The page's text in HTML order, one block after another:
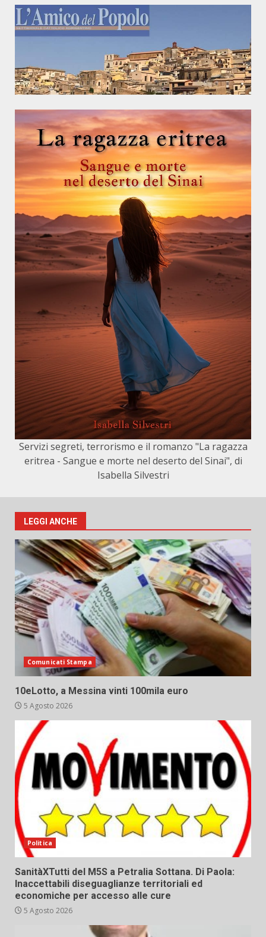
Servizi segreti, terrorismo e il romanzo "La ragazza
eritrea - Sangue e morte nel deserto del Sinai", di
Isabella Silvestri
LEGGI ANCHE
Comunicati Stampa
10eLotto, a Messina vinti 100mila euro
5 Agosto 2026
Politica
SanitàXTutti del M5S a Petralia Sottana. Di Paola:
Inaccettabili diseguaglianze territoriali ed
economiche per accesso alle cure
5 Agosto 2026